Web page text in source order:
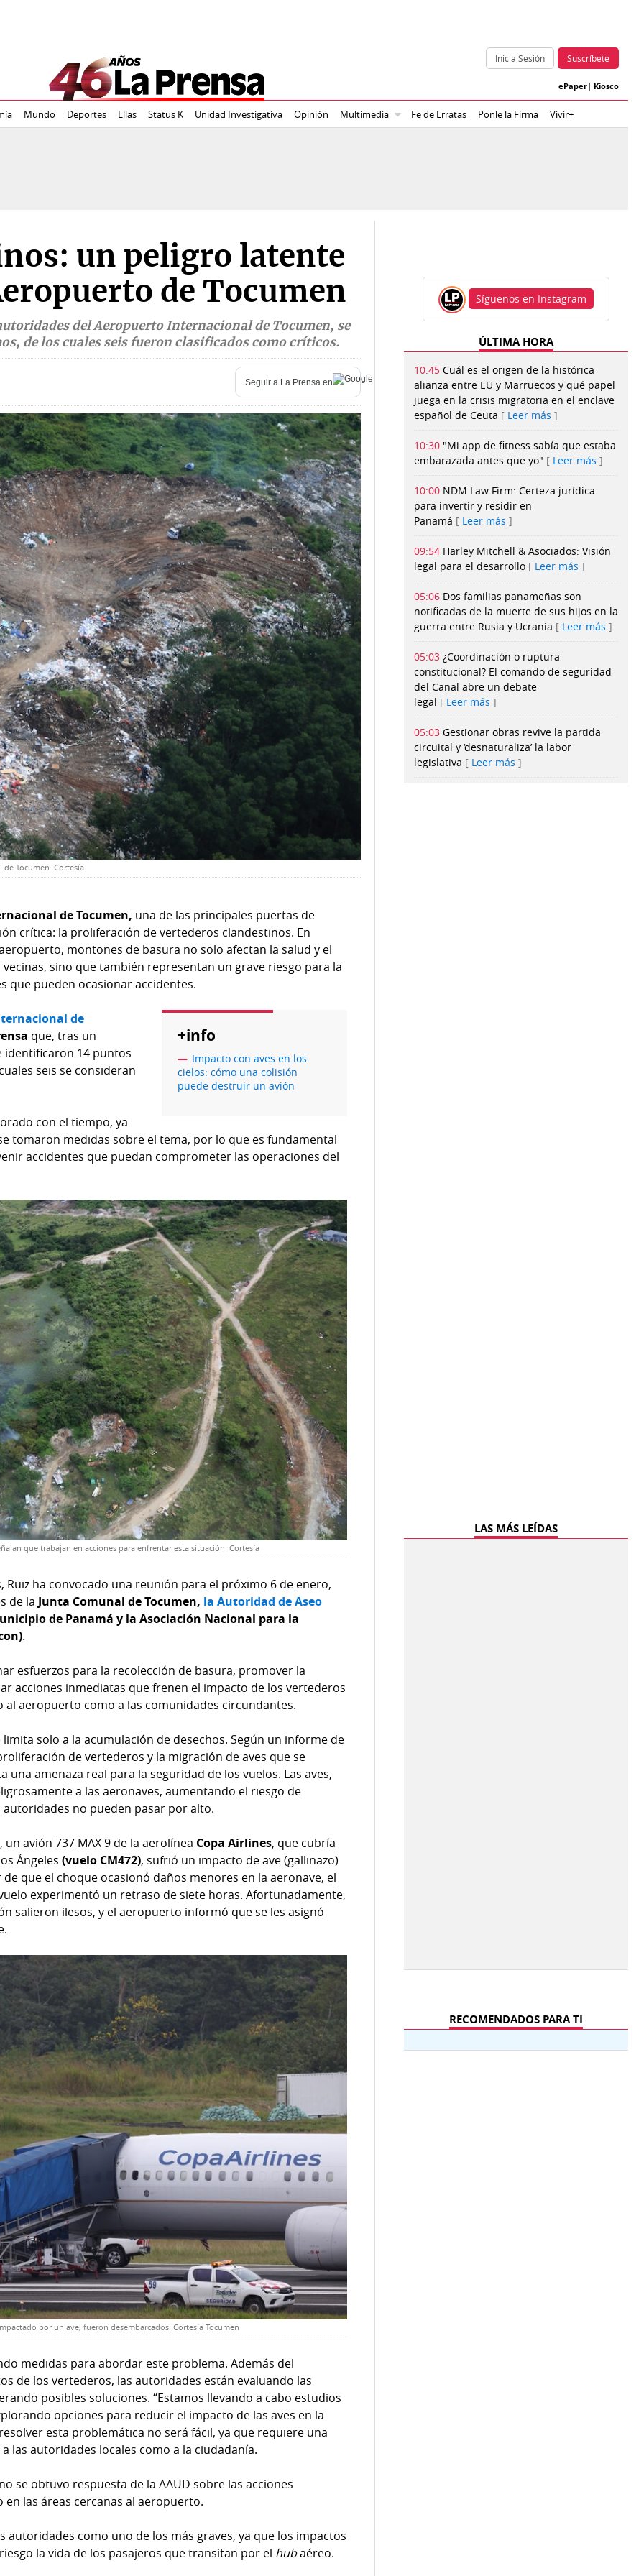
Inicia Sesión Suscríbete
ePaper| Kiosco
Mundo Deportes Ellas Status K Unidad Investigativa Opinión Multimedia Fe de Erratas Ponle la Firma Vivir+
un peligro latente
de Tocumen
del Aeropuerto Internacional de Tocumen, se
de los cuales seis fueron clasificados como críticos.
Seguir a La Prensa en
Tocumen. Cortesía
de Tocumen, una de las principales puertas de
crítica: la proliferación de vertederos clandestinos. En
montones de basura no solo afectan la salud y el
sino que también representan un grave riesgo para la
que pueden ocasionar accidentes.
+info
Impacto con aves en los
cielos: cómo una colisión
puede destruir un avión
de
que, tras un
identificaron 14 puntos
seis se consideran
con el tiempo, ya
tomaron medidas sobre el tema, por lo que es fundamental
accidentes que puedan comprometer las operaciones del
que trabajan en acciones para enfrentar esta situación. Cortesía
Ruiz ha convocado una reunión para el próximo 6 de enero,
de la Junta Comunal de Tocumen, la Autoridad de Aseo
de Panamá y la Asociación Nacional para la
.
esfuerzos para la recolección de basura, promover la
acciones inmediatas que frenen el impacto de los vertederos
al aeropuerto como a las comunidades circundantes.
solo a la acumulación de desechos. Según un informe de
de vertederos y la migración de aves que se
amenaza real para la seguridad de los vuelos. Las aves,
a las aeronaves, aumentando el riesgo de
no pueden pasar por alto.
avión 737 MAX 9 de la aerolínea Copa Airlines, que cubría
Ángeles(vuelo CM472), sufrió un impacto de ave (gallinazo)
que el choque ocasionó daños menores en la aeronave, el
experimentó un retraso de siete horas. Afortunadamente,
salieron ilesos, y el aeropuerto informó que se les asignó
por un ave, fueron desembarcados. Cortesía Tocumen
medidas para abordar este problema. Además del
de los vertederos, las autoridades están evaluando las
posibles soluciones. “Estamos llevando a cabo estudios
opciones para reducir el impacto de las aves en la
esta problemática no será fácil, ya que requiere una
las autoridades locales como a la ciudadanía.
se obtuvo respuesta de la AAUD sobre las acciones
en las áreas cercanas al aeropuerto.
autoridades como uno de los más graves, ya que los impactos
la vida de los pasajeros que transitan por el hubaéreo.
Síguenos en Instagram
ÚLTIMA HORA
10:45 Cuál es el origen de la histórica
alianza entre EU y Marruecos y qué papel
juega en la crisis migratoria en el enclave
español de Ceuta
Leer más
10:30 "Mi app de fitness sabía que estaba
embarazada antes que yo"
Leer más
10:00 NDM Law Firm: Certeza jurídica
para invertir y residir en
Panamá
Leer más
09:54 Harley Mitchell & Asociados: Visión
legal para el desarrollo
Leer más
05:06 Dos familias panameñas son
notificadas de la muerte de sus hijos en la
guerra entre Rusia y Ucrania
Leer más
05:03 ¿Coordinación o ruptura
constitucional? El comando de seguridad
del Canal abre un debate
legal
Leer más
05:03 Gestionar obras revive la partida
circuital y ‘desnaturaliza’ la labor
legislativa
Leer más
LAS MÁS LEÍDAS
RECOMENDADOS PARA TI